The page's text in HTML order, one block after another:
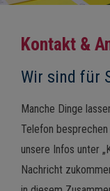
Kontakt &
Wir sind für
Manche Dinge
Telefon
unsere Infos unter
Nachricht